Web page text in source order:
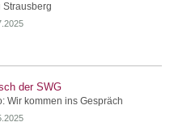
Strausberg
der SWG
Wir kommen ins Gespräch